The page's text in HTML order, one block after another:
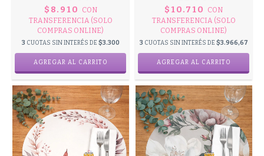
$8.910
CON
TRANSFERENCIA (SOLO
COMPRAS ONLINE)
3 CUOTAS SIN INTERÉS DE $3.300
$10.710
CON
TRANSFERENCIA (SOLO
COMPRAS ONLINE)
3 CUOTAS SIN INTERÉS DE $3.966,67